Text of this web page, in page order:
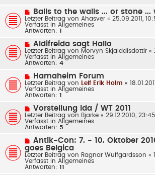
r
a
g
N
e
u
e
r
e
i
t
r
Balls to the walls ... or stone ...
Letzter Beitrag von Ahasver « 25.09.2011,
Verfasst in Allgemeines
Antworten: 1
N
e
u
e
r
B
e
i
t
r
g
Aldifreida sagt Hallo
Letzter Beitrag von Morvyn Skjalddisdottir «
Verfasst in Allgemeines
Antworten: 4
N
e
u
e
r
B
i
t
r
g
Hamaheim Forum
Letzter Beitrag von Leif Erik Holm «
Verfasst in Allgemeines
Antworten: 1
N
e
u
e
r
e
i
t
r
a
Vorstellung Ida / WT 2011
Letzter Beitrag von Bjarke « 29.12.2010, 23:45
Verfasst in Allgemeines
Antworten: 5
N
e
u
e
r
B
Antik-Con: 7. - 10. Oktober
goes Belgica
Letzter Beitrag von Ragnar Wulfgardsson «
Verfasst in Allgemeines
Antworten: 11